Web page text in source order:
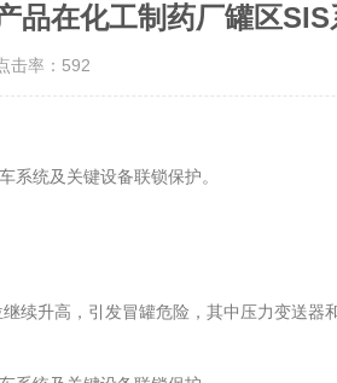
品在化工制药厂罐区SIS
击率：592
系统及关键设备联锁保护。
升高，引发冒罐危险，其中压力变送器